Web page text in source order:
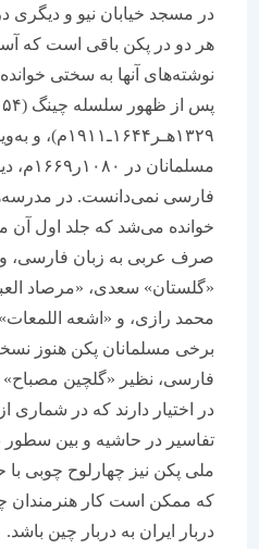
در مسجد خیابان نیو و دیگری در
هر دو در پکن باقی است که آسیب
نوشته‌های آنها به سختی خوانده
پس از ظهور سلسله چینگ (۱۰۵۴ـ
۱۳۲۹هـر۱۶۴۴ـ۱۹۱۱م)،
مسلمانان در
فارسی نمی‌دانست. در مدرسه‌ها
خوانده می‌شد که جلد اول آن مشتمل
صرف عربی به زبان فارسی، و از
«گلستان» سعدی، «مرصاد العباد»
محمد رازی، و «اشعه اللمعات»
برخی مسلمانان پکن هنوز نسخه‌هایی
فارسی، نظیر «گلچین مصباح» و
در اختیار دارند که در شماری از
تفاسیر در حاشیه و بین سطور به
ملی پکن نیز چهارلوح چوبی با
که ممکن است کار هنرمندان چینی
دربار ایران به دربار چین باشد.